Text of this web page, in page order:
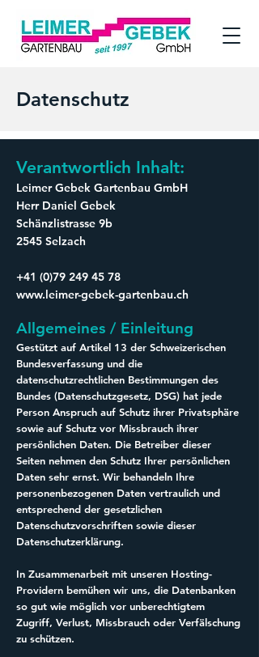
Datenschutz
Verantwortlich Inhalt:
Leimer Gebek Gartenbau GmbH
Herr Daniel Gebek
Schänzlistrasse 9b
2545 Selzach
+41 (0)79 249 45 78
www.leimer-gebek-gartenbau.ch
Allgemeines / Einleitung
Gestützt auf Artikel 13 der Schweizerischen
Bundesverfassung und die
datenschutzrechtlichen Bestimmungen des
Bundes (Datenschutzgesetz, DSG) hat jede
Person Anspruch auf Schutz ihrer Privatsphäre
sowie auf Schutz vor Missbrauch ihrer
persönlichen Daten. Die Betreiber dieser
Seiten nehmen den Schutz Ihrer persönlichen
Daten sehr ernst. Wir behandeln Ihre
personenbezogenen Daten vertraulich und
entsprechend der gesetzlichen
Datenschutzvorschriften sowie dieser
Datenschutzerklärung.
In Zusammenarbeit mit unseren Hosting-
Providern bemühen wir uns, die Datenbanken
so gut wie möglich vor unberechtigtem
Zugriff, Verlust, Missbrauch oder Verfälschung
zu schützen.